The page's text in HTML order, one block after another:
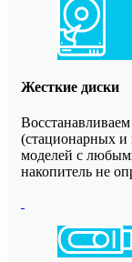
Жесткие диски
(стационарных
моделей с
накопитель не